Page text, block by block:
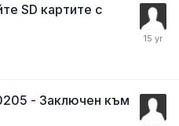
SD картите с
- Заключен към